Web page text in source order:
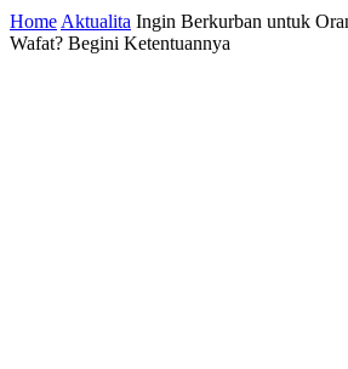
Home Aktualita Ingin Berkurban untuk
Wafat? Begini Ketentuannya